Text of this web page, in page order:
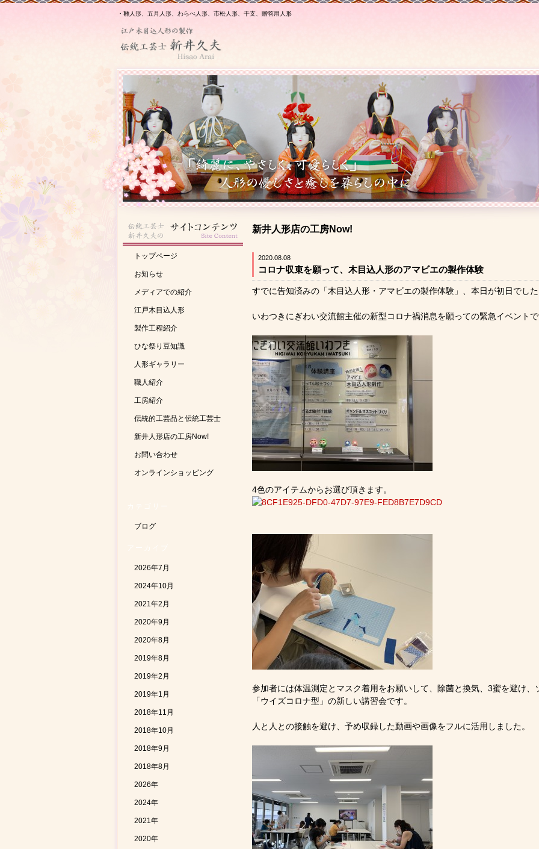
・雛人形、五月人形、わらべ人形、市松人形、干支、贈答用人形
トップページ
お知らせ
メディアでの紹介
江戸木目込人形
製作工程紹介
ひな祭り豆知識
人形ギャラリー
職人紹介
工房紹介
伝統的工芸品と伝統工芸士
新井人形店の工房Now!
お問い合わせ
オンラインショッピング
ブログ
2026年7月
2024年10月
2021年2月
2020年9月
2020年8月
2019年8月
2019年2月
2019年1月
2018年11月
2018年10月
2018年9月
2018年8月
2026年
2024年
2021年
2020年
新井人形店の工房Now!
2020.08.08
コロナ収束を願って、木目込人形のアマビエの製作体験
すでに告知済みの「木目込人形・アマビエの製作体験」、本日が初日でし
いわつきにぎわい交流館主催の新型コロナ禍消息を願っての緊急イベント
4色のアイテムからお選び頂きます。
参加者には体温測定とマスク着用をお願いして、除菌と換気、3蜜を避け
「ウイズコロナ型」の新しい講習会です。
人と人との接触を避け、予め収録した動画や画像をフルに活用しました。